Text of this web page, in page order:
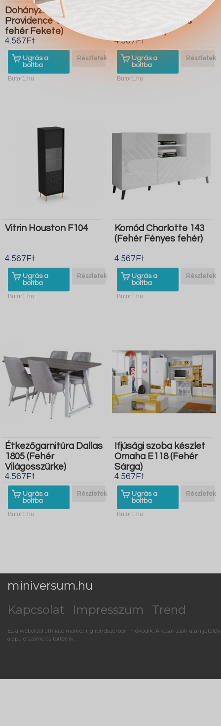
Dohányzóasztal
Providence 176 (Fényes
fehér Fekete)
4.567Ft
Ugrás a
boltba
Részletek
Butor1.hu
366 (Fehér Fényes
fehér Türkiz)
4.567Ft
Ugrás a
boltba
Részletek
Butor1.hu
Vitrin Houston F104
4.567Ft
Ugrás a
boltba
Részletek
Butor1.hu
Komód Charlotte 143
(Fehér Fényes fehér)
4.567Ft
Ugrás a
boltba
Részletek
Butor1.hu
Étkezőgarnitúra Dallas
1805 (Fehér
Világosszürke)
4.567Ft
Ugrás a
boltba
Részletek
Butor1.hu
Ifjúsági szoba készlet
Omaha E118 (Fehér
Sárga)
4.567Ft
Ugrás a
boltba
Részletek
Butor1.hu
miniversum.hu
Kapcsolat
Impresszum Trend
Ez a weboldal affiliate marketing rendszerben működik. A vásárlások után jutalék
alapú elszámolás történik.